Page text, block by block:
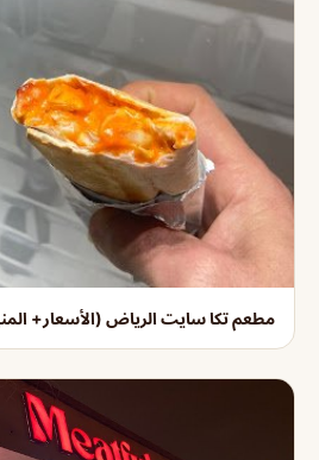
مطعم تكا سايت الرياض (الأسعار+